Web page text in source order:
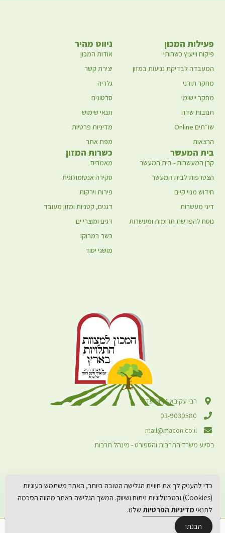
רבי עקיבא 4, אלעד
03-9030580
mail@macon.co.il
בסיוע משרד התרבות והספורט - מינהל תרבות
ניווט מהיר
אודות המכון
יצירת קשר
גלריה
סרטונים
תנאי שימוש
מדיניות פרטיות
מפת אתר
פעילות המכון
פיקוח וייעוץ כשרותי
המעבדה לבדיקת נגיעות במזון
מחקר תורני
מחקר יישומי
תנובות שדה
שו״תים Online
הרצאות
כשרות המזון
מאמרים
סקירה אנטומולוגית
פירות וירקות
דגנים, קטניות ומזון מעובד
דגים ומוצרי ים
כשר במרוקו
מושגי יסוד
בית המעשר
קרן המעשרות - בית המעשר
הצטרפות לבית המעשר
חידוש מנוי קיים
דיני מעשרות
נוסח להפרשת תרומות ומעשרות
כדי להעניק לך את חוויית הגלישה הטובה ביותר, האתר משתמש בעוגיות
(Cookies) ובטכנולוגיות ניתוח ושיווק. המשך הגלישה באתר מהווה הסכמה
לתנאי מדיניות הפרטיות שלנו.
הבנתי